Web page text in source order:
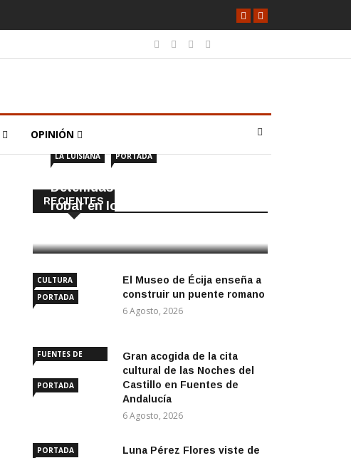
OPINIÓN
RECIENTES
LA LUISIANA PORTADA
Detenidas dos personas por
robar en locales de La Luisiana
CULTURA
PORTADA
El Museo de Écija enseña a
construir un puente romano
6 Agosto, 2026
FUENTES DE
PORTADA
Gran acogida de la cita
cultural de las Noches del
Castillo en Fuentes de
Andalucía
6 Agosto, 2026
PORTADA
Luna Pérez Flores viste de